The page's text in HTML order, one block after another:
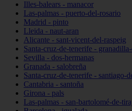
Illes-balears - manacor
Las-palmas - puerto-del-rosario
Madrid - pinto
Lleida - naut-aran
Alicante - sant-vicent-del-raspeig
Santa-cruz-de-tenerife -
Sevilla - dos-hermanas
Granada - salobreña
Santa-cruz-de-tenerife - santiago-
Cantabria - santoña
Girona - pals
Las-palmas - san-bartolomé-de-